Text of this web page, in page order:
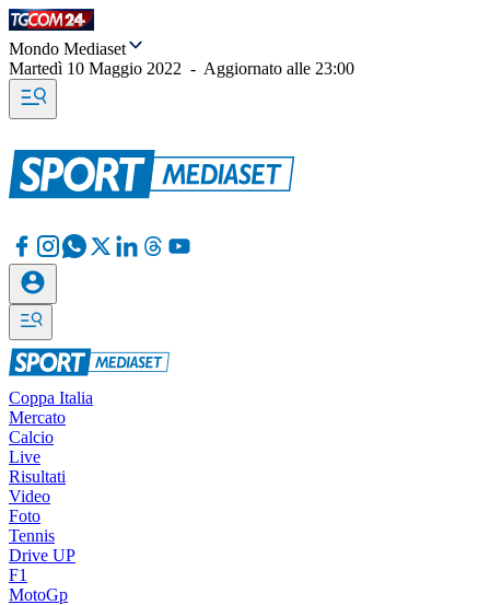
Mondo Mediaset
Martedì 10 Maggio 2022 - Aggiornato alle 23:00
Coppa Italia
Mercato
Calcio
Live
Risultati
Video
Foto
Tennis
Drive UP
F1
MotoGp